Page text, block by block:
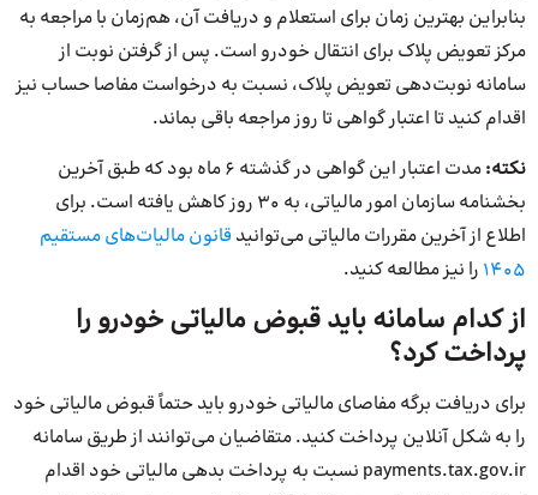
بنابراین بهترین زمان برای استعلام و دریافت آن، هم‌زمان با مراجعه به
مرکز تعویض پلاک برای انتقال خودرو است. پس از گرفتن نوبت از
سامانه نوبت‌دهی تعویض پلاک، نسبت به درخواست مفاصا حساب نیز
اقدام کنید تا اعتبار گواهی تا روز مراجعه باقی بماند.
نکته:
مدت اعتبار این گواهی در گذشته 6 ماه بود که طبق آخرین
بخشنامه سازمان امور مالیاتی، به 30 روز کاهش یافته است. برای
اطلاع از آخرین مقررات مالیاتی می‌توانید قانون مالیات‌های مستقیم
1405 را نیز مطالعه کنید.
از کدام سامانه باید قبوض مالیاتی خودرو را
پرداخت کرد؟
برای دریافت برگه مفاصای مالیاتی خودرو باید حتماً قبوض مالیاتی خود
را به شکل آنلاین پرداخت کنید. متقاضیان می‌توانند از طریق سامانه
payments.tax.gov.ir نسبت به پرداخت بدهی مالیاتی خود اقدام